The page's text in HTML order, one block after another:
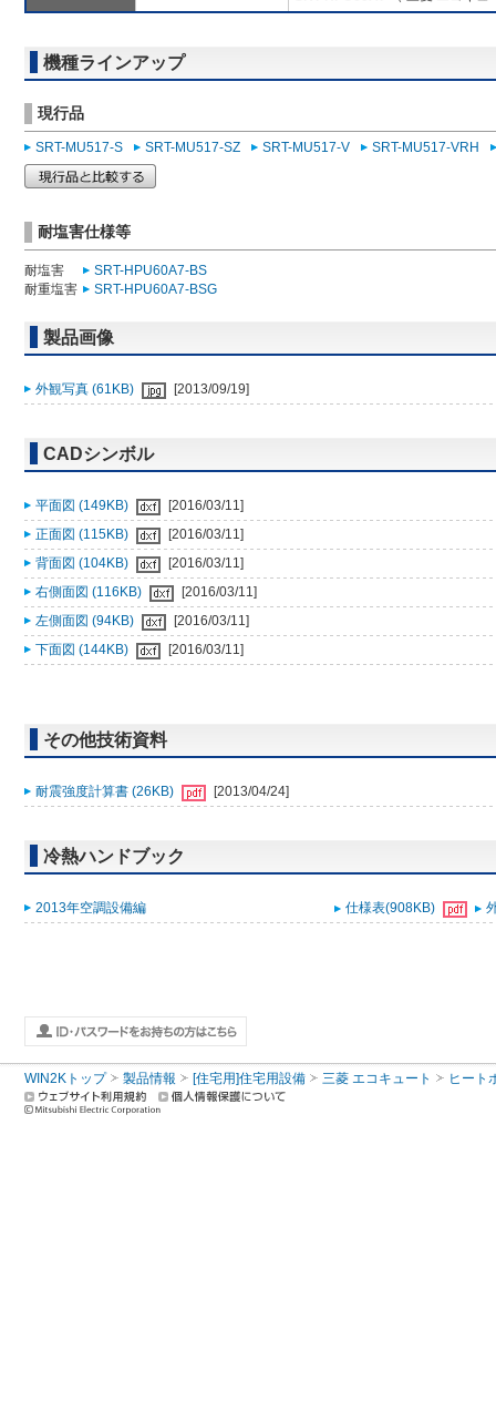
機種ラインアップ
現行品
SRT-MU517-S SRT-MU517-SZ SRT-MU517-V SRT-MU517-VRH
耐塩害仕様等
耐塩害
SRT-HPU60A7-BS
耐重塩害
SRT-HPU60A7-BSG
製品画像
外観写真 (61KB) [2013/09/19]
CADシンボル
平面図 (149KB)
[2016/03/11]
正面図 (115KB)
[2016/03/11]
背面図 (104KB)
[2016/03/11]
右側面図 (116KB)
[2016/03/11]
左側面図 (94KB)
[2016/03/11]
下面図 (144KB)
[2016/03/11]
その他技術資料
耐震強度計算書 (26KB) [2013/04/24]
冷熱ハンドブック
2013年空調設備編 仕様表(908KB)
WIN2Kトップ 製品情報 [住宅用]住宅用設備 三菱 エコキュート ヒート